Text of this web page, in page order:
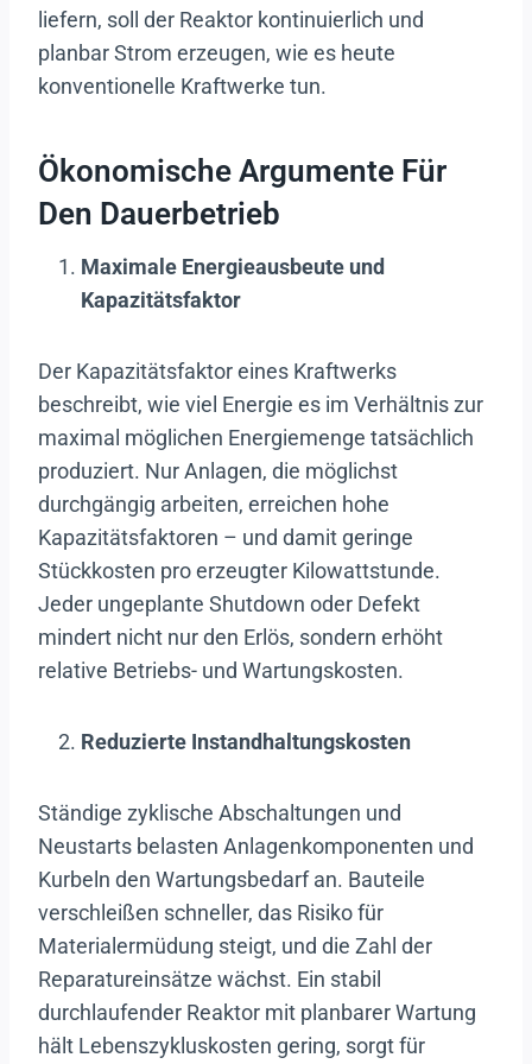
liefern, soll der Reaktor kontinuierlich und
planbar Strom erzeugen, wie es heute
konventionelle Kraftwerke tun.
Ökonomische Argumente Für
Den Dauerbetrieb
Maximale Energieausbeute und
Kapazitätsfaktor
Der Kapazitätsfaktor eines Kraftwerks
beschreibt, wie viel Energie es im Verhältnis zur
maximal möglichen Energiemenge tatsächlich
produziert. Nur Anlagen, die möglichst
durchgängig arbeiten, erreichen hohe
Kapazitätsfaktoren – und damit geringe
Stückkosten pro erzeugter Kilowattstunde.
Jeder ungeplante Shutdown oder Defekt
mindert nicht nur den Erlös, sondern erhöht
relative Betriebs- und Wartungskosten.
Reduzierte Instandhaltungskosten
Ständige zyklische Abschaltungen und
Neustarts belasten Anlagenkomponenten und
Kurbeln den Wartungsbedarf an. Bauteile
verschleißen schneller, das Risiko für
Materialermüdung steigt, und die Zahl der
Reparatureinsätze wächst. Ein stabil
durchlaufender Reaktor mit planbarer Wartung
hält Lebenszykluskosten gering, sorgt für